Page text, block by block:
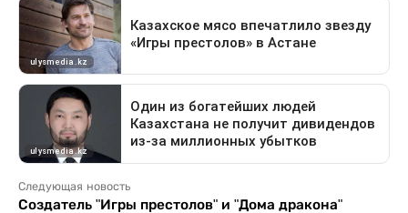
Следующая новость
Создатель "Игры престолов" и "Дома дракона"